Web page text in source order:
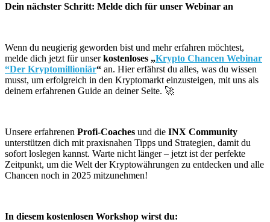
Dein nächster Schritt: Melde dich für unser Webinar an
Wenn du neugierig geworden bist und mehr erfahren möchtest,
melde dich jetzt für unserkostenloses „Krypto Chancen Webinar
“Der Kryptomillioniär“ an. Hier erfährst du alles, was du wissen
musst, um erfolgreich in den Kryptomarkt einzusteigen, mit uns als
deinem erfahrenen Guide an deiner Seite. 🚀
Unsere erfahrenen Profi-Coaches und die INX Community
unterstützen dich mit praxisnahen Tipps und Strategien, damit du
sofort loslegen kannst. Warte nicht länger – jetzt ist der perfekte
Zeitpunkt, um die Welt der Kryptowährungen zu entdecken und alle
Chancen noch in 2025 mitzunehmen!
In diesem kostenlosen Workshop wirst du: